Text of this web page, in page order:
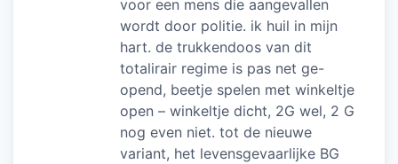
voor een mens die aangevallen
wordt door politie. ik huil in mijn
hart. de trukkendoos van dit
totalirair regime is pas net ge-
opend, beetje spelen met winkeltje
open – winkeltje dicht, 2G wel, 2 G
nog even niet. tot de nieuwe
variant, het levensgevaarlijke BG